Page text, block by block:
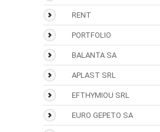
RENT
PORTFOLIO
BALANTA SA
APLAST SRL
EFTHYMIOU SRL
EURO GEPETO SA